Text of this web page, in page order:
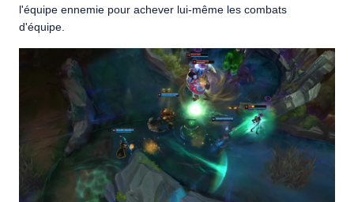
l'équipe ennemie pour achever lui-même les combats
d'équipe.